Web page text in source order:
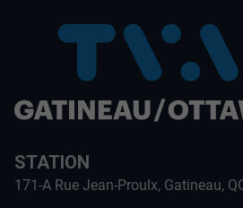
STATION
171-A Rue Jean-Proulx, Gatineau,